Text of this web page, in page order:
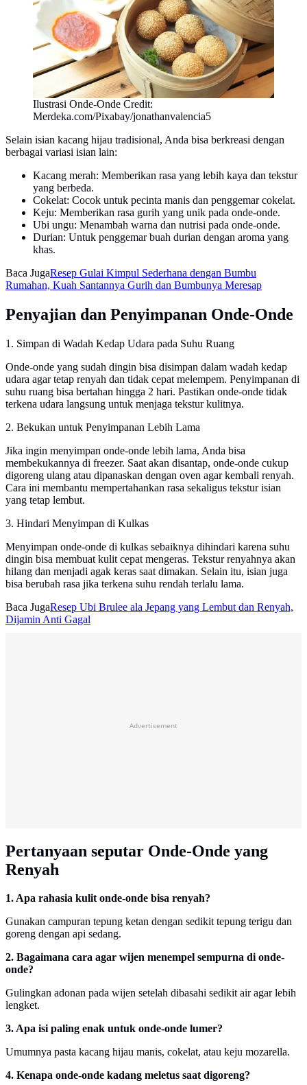
Ilustrasi Onde-Onde Credit:
Merdeka.com/Pixabay/jonathanvalencia5
Selain isian kacang hijau tradisional, Anda bisa berkreasi dengan
berbagai variasi isian lain:
Kacang merah: Memberikan rasa yang lebih kaya dan tekstur
yang berbeda.
Cokelat: Cocok untuk pecinta manis dan penggemar cokelat.
Keju: Memberikan rasa gurih yang unik pada onde-onde.
Ubi ungu: Menambah warna dan nutrisi pada onde-onde.
Durian: Untuk penggemar buah durian dengan aroma yang
khas.
Baca JugaResep Gulai Kimpul Sederhana dengan Bumbu
Rumahan, Kuah Santannya Gurih dan Bumbunya Meresap
Penyajian dan Penyimpanan Onde-Onde
1. Simpan di Wadah Kedap Udara pada Suhu Ruang
Onde-onde yang sudah dingin bisa disimpan dalam wadah kedap
udara agar tetap renyah dan tidak cepat melempem. Penyimpanan di
suhu ruang bisa bertahan hingga 2 hari. Pastikan onde-onde tidak
terkena udara langsung untuk menjaga tekstur kulitnya.
2. Bekukan untuk Penyimpanan Lebih Lama
Jika ingin menyimpan onde-onde lebih lama, Anda bisa
membekukannya di freezer. Saat akan disantap, onde-onde cukup
digoreng ulang atau dipanaskan dengan oven agar kembali renyah.
Cara ini membantu mempertahankan rasa sekaligus tekstur isian
yang tetap lembut.
3. Hindari Menyimpan di Kulkas
Menyimpan onde-onde di kulkas sebaiknya dihindari karena suhu
dingin bisa membuat kulit cepat mengeras. Tekstur renyahnya akan
hilang dan menjadi agak keras saat dimakan. Selain itu, isian juga
bisa berubah rasa jika terkena suhu rendah terlalu lama.
Baca JugaResep Ubi Brulee ala Jepang yang Lembut dan Renyah,
Dijamin Anti Gagal
Advertisement
Pertanyaan seputar Onde-Onde yang
Renyah
1. Apa rahasia kulit onde-onde bisa renyah?
Gunakan campuran tepung ketan dengan sedikit tepung terigu dan
goreng dengan api sedang.
2. Bagaimana cara agar wijen menempel sempurna di onde-
onde?
Gulingkan adonan pada wijen setelah dibasahi sedikit air agar lebih
lengket.
3. Apa isi paling enak untuk onde-onde lumer?
Umumnya pasta kacang hijau manis, cokelat, atau keju mozarella.
4. Kenapa onde-onde kadang meletus saat digoreng?